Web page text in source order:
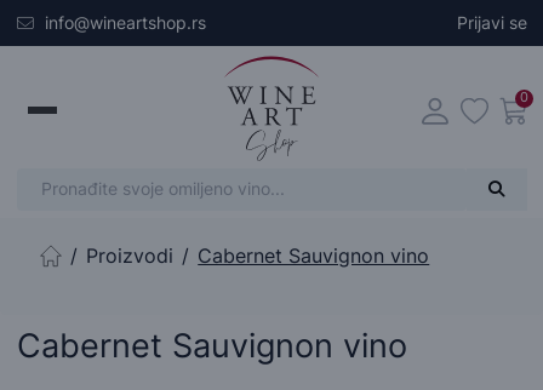
Skip to main content
info@wineartshop.rs Prijavi se
0
Početna stranica
Proizvodi Cabernet Sauvignon vino
Cabernet Sauvignon vino